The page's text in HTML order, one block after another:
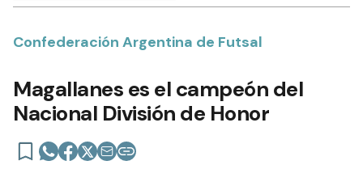
Confederación Argentina de Futsal
Magallanes es el campeón del
Nacional División de Honor